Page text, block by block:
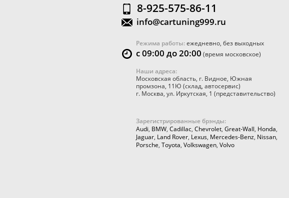
8-925-575-86-11
info@cartuning999.ru
Режима работы:ежедневно, без выходных
с 09:00 до 20:00 (время московское)
Наши адреса:
Московская область, г. Видное, Южная
промзона, 11Ю (склад, автосервис)
г. Москва, ул. Иркутская, 1 (представительство)
Зарегистрированные брэнды:
Audi, BMW, Cadillac, Chevrolet, Great-Wall, Honda,
Jaguar, Land Rover, Lexus, Mercedes-Benz, Nissan,
Porsche, Toyota, Volkswagen, Volvo